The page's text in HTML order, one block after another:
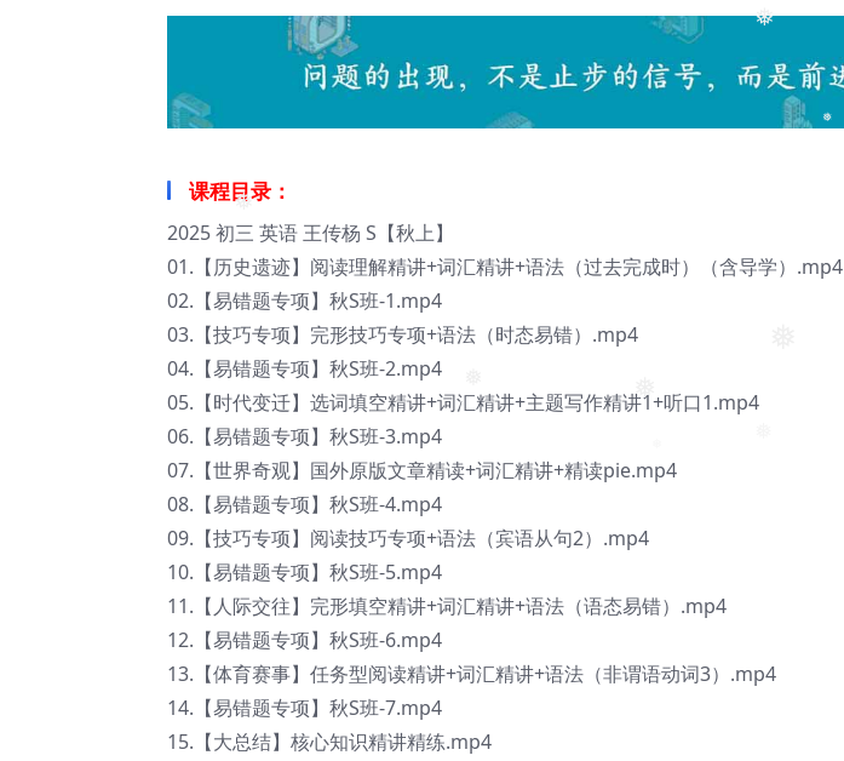
❅
❅
❅
❅
❅
课程目录：
2025 初三 英语 王传杨 S【秋上】
01.【历史遗迹】阅读理解精讲+词汇精讲+语法（过去完成时）（含导学）.mp4
02.【易错题专项】秋S班-1.mp4
03.【技巧专项】完形技巧专项+语法（时态易错）.mp4
04.【易错题专项】秋S班-2.mp4
05.【时代变迁】选词填空精讲+词汇精讲+主题写作精讲1+听口1.mp4
06.【易错题专项】秋S班-3.mp4
07.【世界奇观】国外原版文章精读+词汇精讲+精读pie.mp4
08.【易错题专项】秋S班-4.mp4
09.【技巧专项】阅读技巧专项+语法（宾语从句2）.mp4
10.【易错题专项】秋S班-5.mp4
11.【人际交往】完形填空精讲+词汇精讲+语法（语态易错）.mp4
12.【易错题专项】秋S班-6.mp4
13.【体育赛事】任务型阅读精讲+词汇精讲+语法（非谓语动词3）.mp4
14.【易错题专项】秋S班-7.mp4
15.【大总结】核心知识精讲精练.mp4